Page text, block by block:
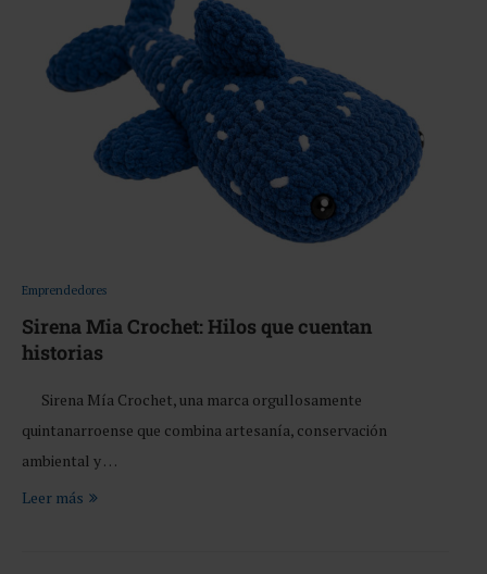
Emprendedores
Sirena Mia Crochet: Hilos que cuentan
historias
Sirena Mía Crochet, una marca orgullosamente
quintanarroense que combina artesanía, conservación
ambiental y …
Leer más